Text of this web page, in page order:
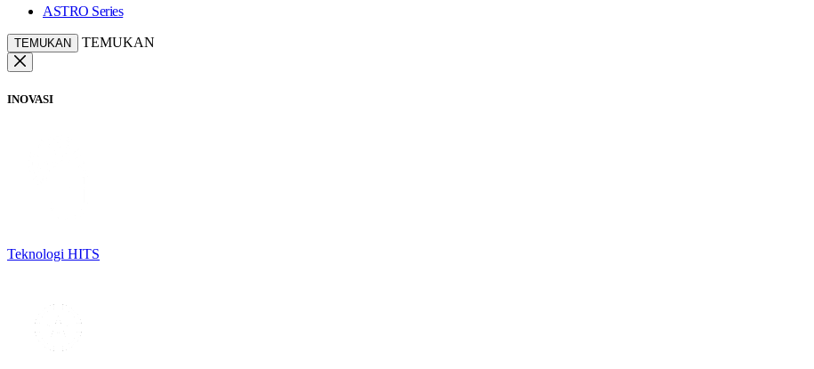
ASTRO Series
TEMUKAN TEMUKAN
INOVASI
Teknologi HITS